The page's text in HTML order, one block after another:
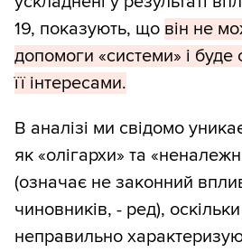
19, показують, що він не
допомоги «системи» і буде
її інтересами.
В аналізі ми свідомо
як «олігархи» та
(означає не законний
чиновників, - ред),
неправильно